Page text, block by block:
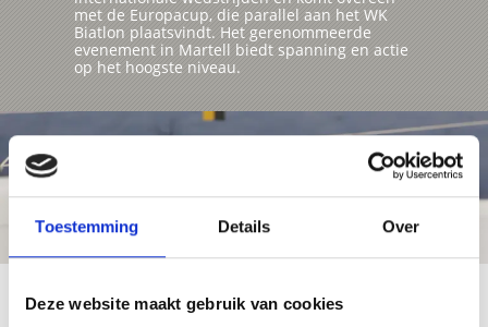
Toestemming Details Over
Deze website maakt gebruik van cookies
met de Europacup, die parallel aan het WK
Biatlon plaatsvindt. Het gerenommeerde
evenement in Martell biedt spanning en actie
op het hoogste niveau.